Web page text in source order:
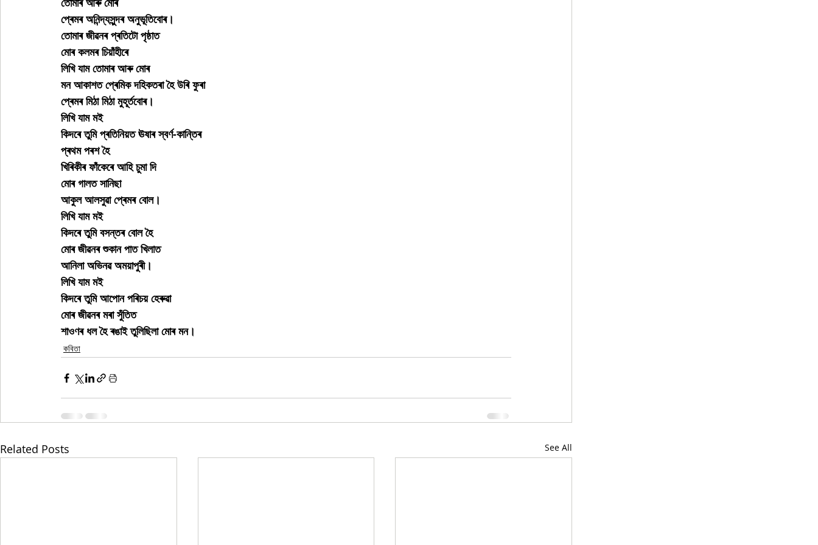
প্ৰেমৰ অনিন্দ্যসুন্দৰ অনুভূতিবোৰ।
তোমাৰ জীৱনৰ প্ৰতিটো পৃষ্ঠাত
মোৰ কলমৰ চিয়াঁহীৰে
লিখি যাম তোমাৰ আৰু মোৰ
মন আকাশত প্ৰেমিক দহিকতৰা হৈ উৰি ফুৰা
প্ৰেমৰ মিঠা মিঠা মুহূৰ্তবোৰ।
লিখি যাম মই
কিদৰে তুমি প্ৰতিনিয়ত ঊষাৰ স্বৰ্ণ-কান্তিৰ
প্ৰথম পৰশ হৈ
খিৰিকীৰ ফাঁকেৰে আহি চুমা দি
মোৰ গালত সানিছা
আকুল আলসুৱা প্ৰেমৰ বোল।
লিখি যাম মই
কিদৰে তুমি বসন্তৰ বোল হৈ
মোৰ জীৱনৰ শুকান পাত খিলাত
আনিলা অভিনৱ অময়াপুৰী।
লিখি যাম মই
কিদৰে তুমি আপোন পৰিচয় হেৰুৱা
মোৰ জীৱনৰ মৰা সুঁতিত
শাওণৰ ধল হৈ ৰঙাই তুলিছিলা মোৰ মন।
কবিতা
Related Posts See All